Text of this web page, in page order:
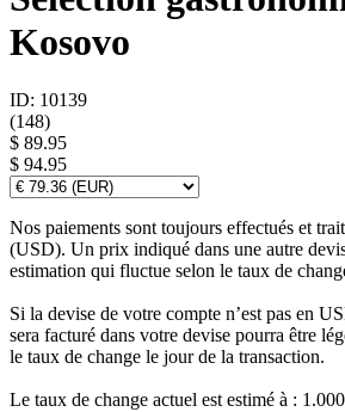
Kosovo
ID: 10139
(148)
$ 89.95
$ 94.95
Nos paiements sont toujours effectués et
(USD). Un prix indiqué dans une autre
estimation qui fluctue selon le taux de
Si la devise de votre compte n’est pas en
sera facturé dans votre devise pourra être
le taux de change le jour de la transaction.
Le taux de change actuel est estimé à :